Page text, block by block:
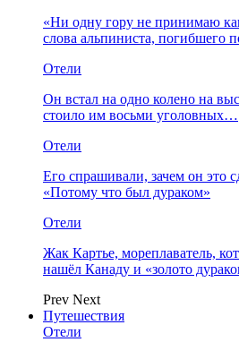
«Ни одну гору не принимаю
слова альпиниста, погибшего
Отели
Он встал на одно колено на
стоило им восьми уголовных…
Отели
Его спрашивали, зачем он это
«Потому что был дураком»
Отели
Жак Картье, мореплаватель,
нашёл Канаду и «золото
Prev Next
Путешествия
Отели